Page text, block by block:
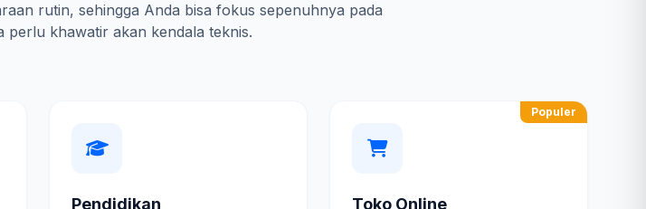
rutin, sehingga Anda bisa fokus sepenuhnya pada
perlu khawatir akan kendala teknis.
Pendidikan
Populer
Toko Online